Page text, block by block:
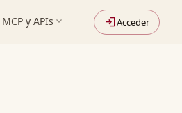
MCP y APIs expand_more loginAcceder